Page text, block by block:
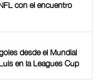
con el encuentro
desde el Mundial
en la Leagues Cup